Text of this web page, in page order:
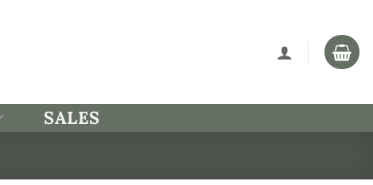
SALES